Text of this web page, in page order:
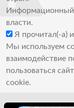
Информационный
власти.
Я прочитал(-а)
Мы используем
взаимодействие
пользоваться
cookie.